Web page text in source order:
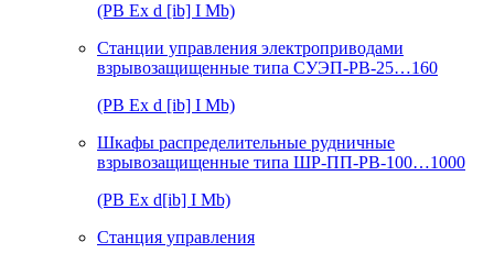
(РВ Ex d [ib] I Mb)
Станции управления электроприводами
взрывозащищенные типа СУЭП-РВ-25…160
(РВ Ex d [ib] I Mb)
Шкафы распределительные рудничные
взрывозащищенные типа ШР-ПП-РВ-100…1000
(РВ Ex d[ib] I Mb)
Станция управления